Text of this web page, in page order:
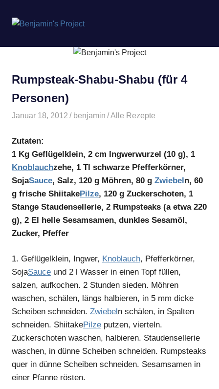
springen
Project
Rumpsteak-Shabu-Shabu (für 4
Personen)
Januar 18, 2012 benjamin Alle Rezepte
Zutaten:
1 Kg Geflügelklein, 2 cm Ingwerwurzel (10 g), 1
Knoblauchzehe, 1 Tl schwarze Pfefferkörner,
SojaSauce, Salz, 120 g Möhren, 80 g Zwiebeln, 60
g frische ShiitakePilze, 120 g Zuckerschoten, 1
Stange Staudensellerie, 2 Rumpsteaks (a etwa 220
g), 2 El helle Sesamsamen, dunkles Sesamöl,
Zucker, Pfeffer
1. Geflügelklein, Ingwer, Knoblauch, Pfefferkörner,
SojaSauce und 2 l Wasser in einen Topf füllen,
salzen, aufkochen. 2 Stunden sieden. Möhren
waschen, schälen, längs halbieren, in 5 mm dicke
Scheiben schneiden. Zwiebeln schälen, in Spalten
schneiden. ShiitakePilze putzen, vierteln.
Zuckerschoten waschen, halbieren. Staudensellerie
waschen, in dünne Scheiben schneiden. Rumpsteaks
quer in dünne Scheiben schneiden. Sesamsamen in
einer Pfanne rösten.